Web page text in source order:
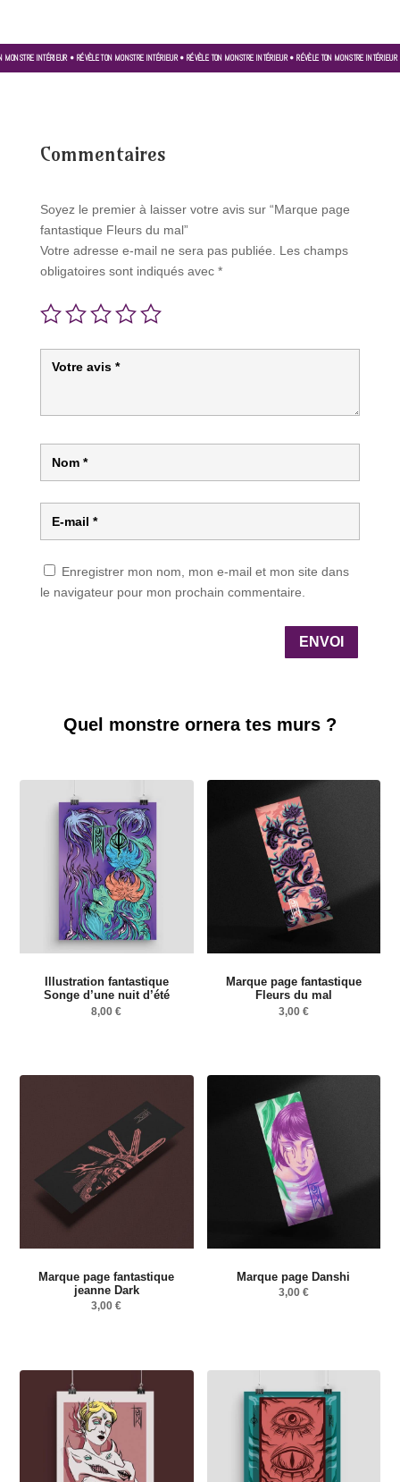
MONSTRE INTÉRIEUR • RÉVÈLE TON MONSTRE INTÉRIEUR • RÉVÈLE TON MONSTRE INTÉRIEUR • RÉVÈLE TON MONSTRE
Commentaires
Soyez le premier à laisser votre avis sur “Marque page
fantastique Fleurs du mal”
Votre adresse e-mail ne sera pas publiée.
Les champs
obligatoires sont indiqués avec *
Enregistrer mon nom, mon e-mail et mon site dans
le navigateur pour mon prochain commentaire.
ENVOI
Quel monstre ornera tes murs ?
Illustration fantastique
Songe d’une nuit d’été
8,00€
Marque page fantastique
Fleurs du mal
3,00 €
Marque page fantastique
jeanne Dark
3,00€
Marque page Danshi
3,00 €